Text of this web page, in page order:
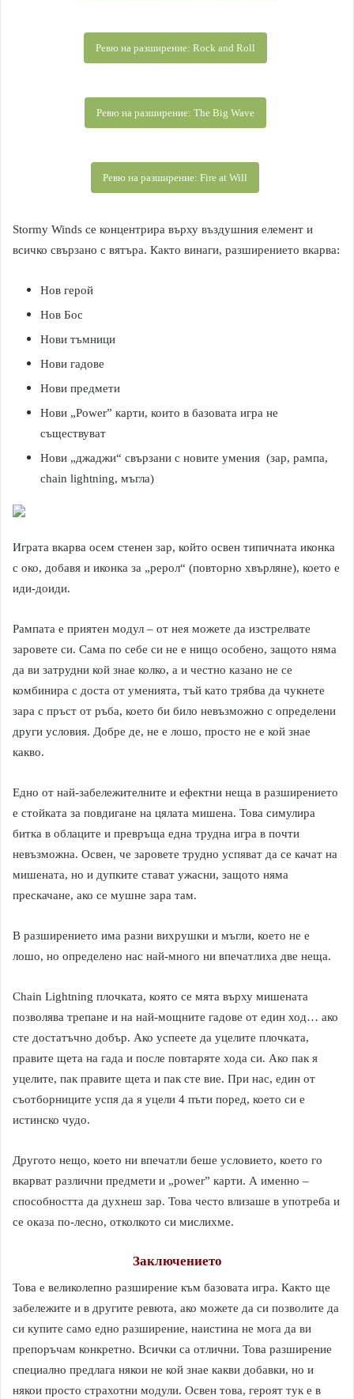
Ревю на разширение: Rock and Roll
Ревю на разширение: The Big Wave
Ревю на разширение: Fire at Will
Stormy Winds се концентрира върху въздушния елемент и
всичко свързано с вятъра. Както винаги, разширението вкарва:
Нов герой
Нов Бос
Нови тъмници
Нови гадове
Нови предмети
Нови „Power” карти, които в базовата игра не
съществуват
Нови „джаджи“ свързани с новите умения (зар, рампа,
chain lightning, мъгла)
Играта вкарва осем стенен зар, който освен типичната иконка
с око, добавя и иконка за „рерол“ (повторно хвърляне), което е
иди-доиди.
Рампата е приятен модул – от нея можете да изстрелвате
заровете си. Сама по себе си не е нищо особено, защото няма
да ви затрудни кой знае колко, а и честно казано не се
комбинира с доста от уменията, тъй като трябва да чукнете
зара с пръст от ръба, което би било невъзможно с определени
други условия. Добре де, не е лошо, просто не е кой знае
какво.
Едно от най-забележителните и ефектни неща в разширението
е стойката за повдигане на цялата мишена. Това симулира
битка в облаците и превръща една трудна игра в почти
невъзможна. Освен, че заровете трудно успяват да се качат на
мишената, но и дупките стават ужасни, защото няма
прескачане, ако се мушне зара там.
В разширението има разни вихрушки и мъгли, което не е
лошо, но определено нас най-много ни впечатлиха две неща.
Chain Lightning плочката, която се мята върху мишената
позволява трепане и на най-мощните гадове от един ход… ако
сте достатъчно добър. Ако успеете да уцелите плочката,
правите щета на гада и после повтаряте хода си. Ако пак я
уцелите, пак правите щета и пак сте вие. При нас, един от
съотборниците успя да я уцели 4 пъти поред, което си е
истинско чудо.
Другото нещо, което ни впечатли беше условието, което го
вкарват различни предмети и „power” карти. А именно –
способността да духнеш зар. Това често влизаше в употреба и
се оказа по-лесно, отколкото си мислихме.
Заключението
Това е великолепно разширение към базовата игра. Както ще
забележите и в другите ревюта, ако можете да си позволите да
си купите само едно разширение, наистина не мога да ви
препоръчам конкретно. Всички са отлични. Това разширение
специално предлага някои не кой знае какви добавки, но и
някои просто страхотни модули. Освен това, героят тук е в